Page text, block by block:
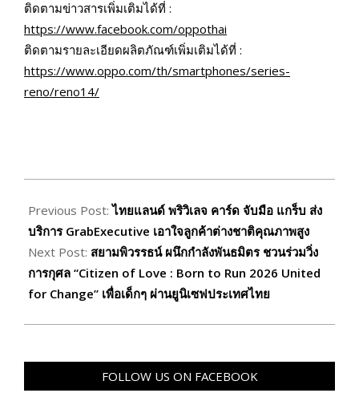
ติดตามข่าวสารเพิ่มเติมได้ที่ :
https://www.facebook.com/oppothai
ติดตามรายละเอียดผลิตภัณฑ์เพิ่มเติมได้ที่ :
https://www.oppo.com/th/smartphones/series-
reno/reno14/
10-
10
Previous Post:ไทยแลนด์ พริวิเลจ คาร์ด จับมือ แกร็บ ส่ง
บริการ GrabExecutive เอาใจลูกค้าต่างชาติคุณภาพสูง
Next Post: สยามพิวรรธน์ ผนึกกำลังพันธมิตร ชวนร่วมวิ่ง
การกุศล “Citizen of Love : Born to Run 2026 United
for Change” เพื่อเด็กๆ ผ่านยูนิเซฟประเทศไทย
FOLLOW US ON FACEBOOK